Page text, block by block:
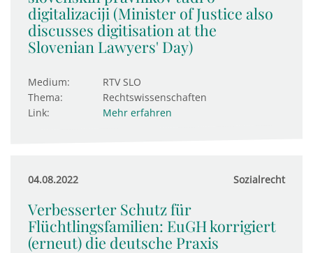
digitalizaciji (Minister of Justice also
discusses digitisation at the
Slovenian Lawyers' Day)
Medium:
RTV SLO
Thema:
Rechtswissenschaften
Link:
Mehr erfahren
04.08.2022 Sozialrecht
Verbesserter Schutz für
Flüchtlingsfamilien: EuGH kor­ri­giert
(erneut) die deut­sche Praxis